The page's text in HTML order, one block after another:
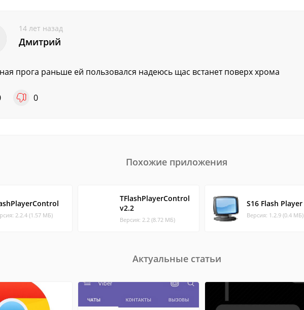
14 лет назад
Дмитрий
прога раньше ей пользовался надеюсь щас встанет поверх хрома
0
Похожие приложения
2.2.4 (1.57 МБ)
TFlashPlayerControl
v2.2
Версия: 2.2 (8.72 МБ)
S16 Flash Player
Версия: 1.2.9 (0.4 МБ)
Актуальные статьи